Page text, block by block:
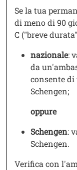
Testo
Se la tua
di meno di 90
C ("breve
nazionale:
da
consente di
Schengen;
oppure
Schengen:
Schengen.
Verifica con